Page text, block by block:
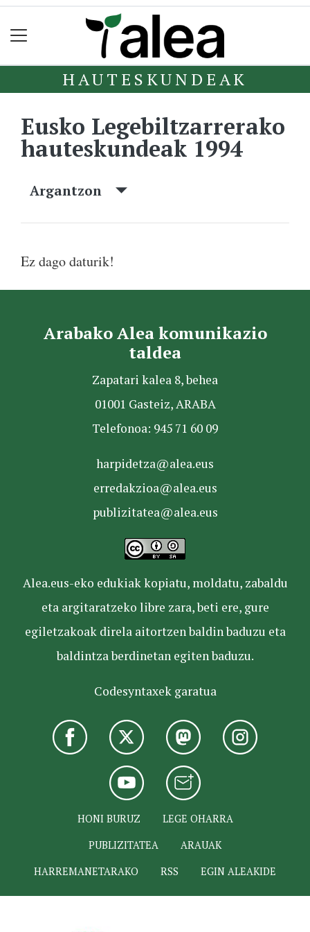
HAUTESKUNDEAK
Eusko Legebiltzarrerako
hauteskundeak 1994
Argantzon
Ez dago daturik!
Arabako Alea komunikazio
taldea
Zapatari kalea 8, behea
01001 Gasteiz, ARABA
Telefonoa: 945 71 60 09
harpidetza@alea.eus
erredakzioa@alea.eus
publizitatea@alea.eus
Alea.eus-eko edukiak kopiatu, moldatu, zabaldu
eta argitaratzeko libre zara, beti ere, gure
egiletzakoak direla aitortzen baldin baduzu eta
baldintza berdinetan egiten baduzu.
Codesyntaxek garatua
HONI BURUZ
LEGE OHARRA
PUBLIZITATEA
ARAUAK
HARREMANETARAKO
RSS EGIN ALEAKIDE